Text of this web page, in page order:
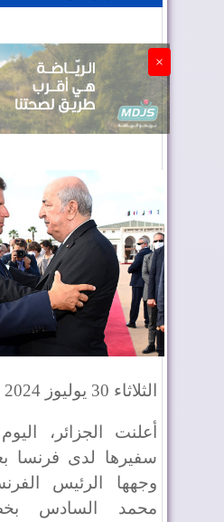
×
الثلاثاء 30 يوليوز 2024
أعلنت الجزائر،
سفيرها لدى فرنسا
وجهها الرئيس
محمد السادس